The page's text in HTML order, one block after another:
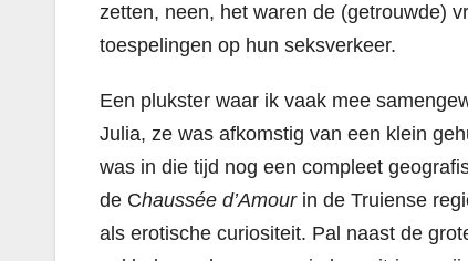
zetten, neen, het waren de (getrouwde)
toespelingen op hun seksverkeer.
Een plukster waar ik vaak mee
Julia, ze was afkomstig van een klein
was in die tijd nog een compleet
de Chaussée d’Amourin de Truiense
als erotische curiositeit. Pal naast de